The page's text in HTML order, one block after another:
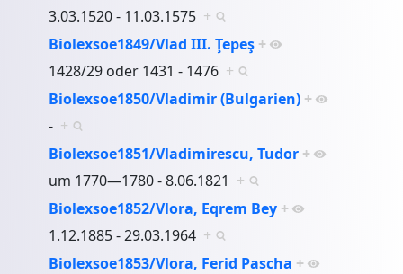
3.03.1520 - 11.03.1575 +
Biolexsoe1849/Vlad III. Ţepeş +
1428/29 oder 1431 - 1476 +
Biolexsoe1850/Vladimir (Bulgarien) +
- +
Biolexsoe1851/Vladimirescu, Tudor +
um 1770—1780 - 8.06.1821 +
Biolexsoe1852/Vlora, Eqrem Bey +
1.12.1885 - 29.03.1964 +
Biolexsoe1853/Vlora, Ferid Pascha +